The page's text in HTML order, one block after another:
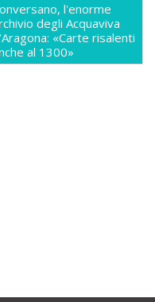
l'enorme
degli Acquaviva
«Carte risalenti
al 1300»